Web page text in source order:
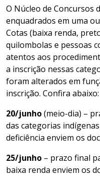
O Núcleo de Concursos
enquadrados em uma
Cotas (baixa renda,
quilombolas e pessoas
atentos aos
a inscrição nessas
foram alterados em
inscrição. Confira abaixo:
20/junho(meio-dia) –
das categorias
deficiência enviem os
25/junho – prazo final
baixa renda enviem os